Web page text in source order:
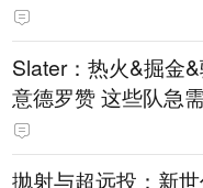
Slater：热火&掘金
意德罗赞 这些队急
抛射与超远投：新